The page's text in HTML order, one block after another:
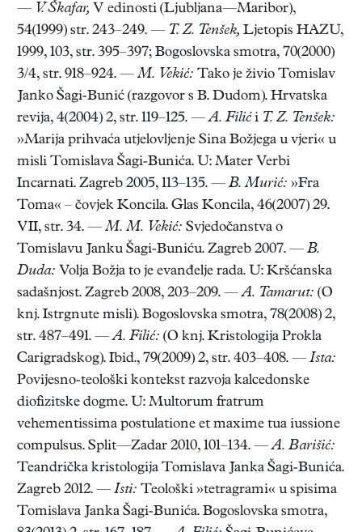
— V. Škafar, V edinosti (Ljubljana—Maribor),
54(1999) str. 243–249. — T. Z. Tenšek, Ljetopis HAZU,
1999, 103, str. 395–397; Bogoslovska smotra, 70(2000)
3/4, str. 918–924. —M. Vekić: Tako je živio Tomislav
Janko Šagi-Bunić (razgovor s B. Dudom). Hrvatska
revija, 4(2004) 2, str. 119–125. —A. Filić i T. Z. Tenšek:
»Marija prihvaća utjelovljenje Sina Božjega u vjeri« u
misli Tomislava Šagi-Bunića. U: Mater Verbi
Incarnati. Zagreb 2005, 113–135. — B. Murić: »Fra
Toma« – čovjek Koncila. Glas Koncila, 46(2007) 29.
VII, str. 34. —M. M. Vekić: Svjedočanstva o
Tomislavu Janku Šagi-Buniću. Zagreb 2007. — B.
Duda: Volja Božja to je evanđelje rada. U: Kršćanska
sadašnjost. Zagreb 2008, 203–209. —A. Tamarut: (O
knj. Istrgnute misli). Bogoslovska smotra, 78(2008) 2,
str. 487–491. —A. Filić: (O knj. Kristologija Prokla
Carigradskog). Ibid., 79(2009) 2, str. 403–408. — Ista:
Povijesno-teološki kontekst razvoja kalcedonske
diofizitske dogme. U: Multorum fratrum
vehementissima postulatione et maxime tua iussione
compulsus. Split—Zadar 2010, 101–134. —A. Barišić:
Teandrička kristologija Tomislava Janka Šagi-Bunića.
Zagreb 2012. — Isti: Teološki »tetragrami« u spisima
Tomislava Janka Šagi-Bunića. Bogoslovska smotra,